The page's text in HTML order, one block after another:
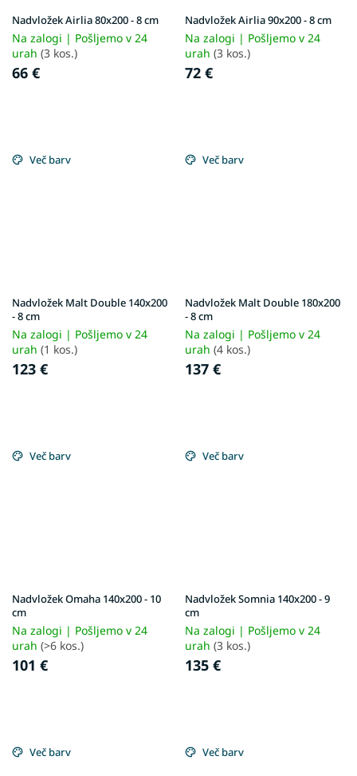
Nadvložek Airlia 80x200 - 8 cm
Na zalogi | Pošljemo v 24
urah (3 kos.)
66 €
Nadvložek Airlia 90x200 - 8 cm
Na zalogi | Pošljemo v 24
urah (3 kos.)
72 €
Več barv
Nadvložek Malt Double 140x200
- 8 cm
Na zalogi | Pošljemo v 24
urah (1 kos.)
123 €
Več barv
Nadvložek Malt Double 180x200
- 8 cm
Na zalogi | Pošljemo v 24
urah (4 kos.)
137 €
Več barv
Nadvložek Omaha 140x200 - 10
cm
Na zalogi | Pošljemo v 24
urah (>6 kos.)
101 €
Več barv
Nadvložek Somnia 140x200 - 9
cm
Na zalogi | Pošljemo v 24
urah (3 kos.)
135 €
Več barv Več barv